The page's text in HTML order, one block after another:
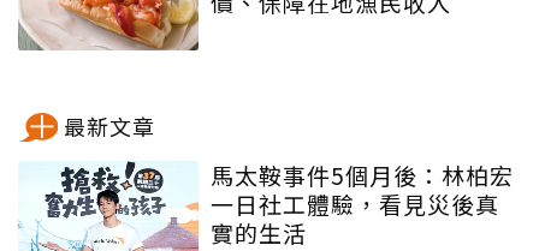
最新文章
馬太鞍事件5個月後：林柏宏
一日社工體驗，看見災後真
實的生活